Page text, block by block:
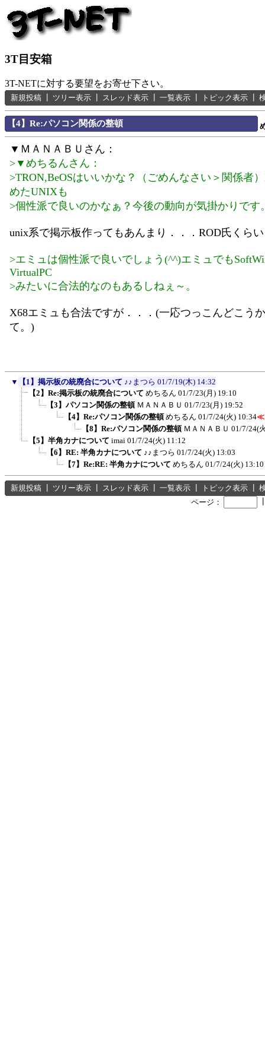
3T目安箱
3T-NETに対する要望をお寄せ下さい。
新規投稿 ツリー表示 スレッド表示 一覧表示 トピック表示
【4】Re:パソコン関係の整頓
▼ＭＡＮＡＢＵさん：
>▼めちるんさん：
>TRON,BeOSはいいかな？（ごめんなさい＞関係者
めたUNIXも
>個性派で良いのかなぁ？今後の動向が気掛かりです
unix系で掲示板作ってもあんまり．．．ROD氏くら
>エミュは個性派で良いでしょう(^^)エミュでも
VirtualPC
>みたいに合法的なのもあるしねぇ～。
X68エミュも合法ですが．．．(一応つっこんどこう
て。)
▼ 【1】掲示板の統廃合について ♪♪まつら 01/7/19(木) 14:32
【2】Re:掲示板の統廃合について めちるん 01/7/23(月) 19:10
【3】パソコン関係の整頓 ＭＡＮＡＢＵ 01/7/23(月) 19:52
【4】Re:パソコン関係の整頓 めちるん 01/7/24(火) 10:34≪
【8】Re:パソコン関係の整頓 ＭＡＮＡＢＵ 01/7/24(
【5】半角カナについて imai 01/7/24(火) 11:12
【6】RE: 半角カナについて ♪♪まつら 01/7/24(火) 13:03
【7】Re:RE: 半角カナについて めちるん 01/7/24(火) 13:10
新規投稿 ツリー表示 スレッド表示 一覧表示 トピック表示
ページ：